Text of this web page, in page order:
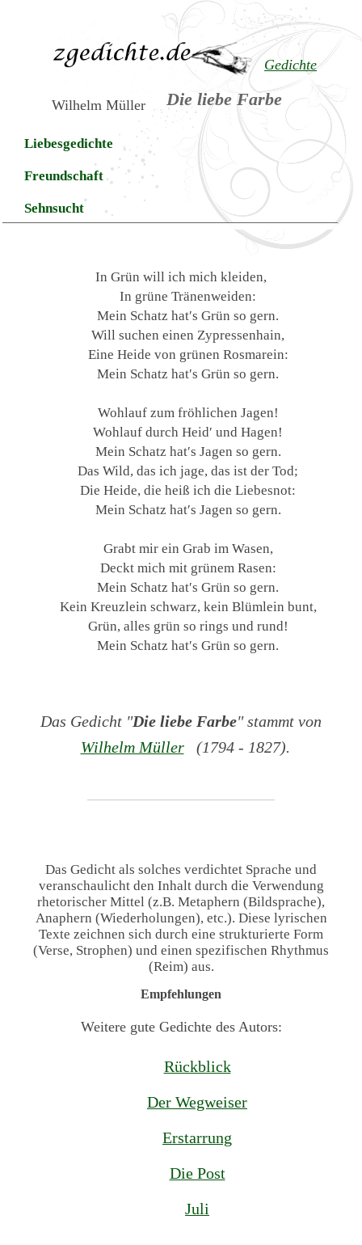
Gedichte
Die liebe Farbe
Wilhelm Müller
Liebesgedichte
Freundschaft
Sehnsucht
In Grün will ich mich kleiden,
In grüne Tränenweiden:
Mein Schatz hat′s Grün so gern.
Will suchen einen Zypressenhain,
Eine Heide von grünen Rosmarein:
Mein Schatz hat′s Grün so gern.
Wohlauf zum fröhlichen Jagen!
Wohlauf durch Heid′ und Hagen!
Mein Schatz hat′s Jagen so gern.
Das Wild, das ich jage, das ist der Tod;
Die Heide, die heiß ich die Liebesnot:
Mein Schatz hat′s Jagen so gern.
Grabt mir ein Grab im Wasen,
Deckt mich mit grünem Rasen:
Mein Schatz hat′s Grün so gern.
Kein Kreuzlein schwarz, kein Blümlein bunt,
Grün, alles grün so rings und rund!
Mein Schatz hat′s Grün so gern.
Das Gedicht "Die liebe Farbe" stammt von
Wilhelm Müller(1794 - 1827).
Das Gedicht als solches verdichtet Sprache und
veranschaulicht den Inhalt durch die Verwendung
rhetorischer Mittel (z.B. Metaphern (Bildsprache),
Anaphern (Wiederholungen), etc.). Diese lyrischen
Texte zeichnen sich durch eine strukturierte Form
(Verse, Strophen) und einen spezifischen Rhythmus
(Reim) aus.
Empfehlungen
Weitere gute Gedichte des Autors:
Rückblick
Der Wegweiser
Erstarrung
Die Post
Juli